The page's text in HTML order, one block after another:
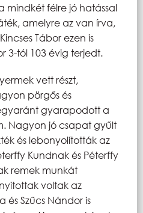
mindkét félre jó hatással
amelyre az van írva,
Tábor ezen is
3-tól 103 évig terjedt.
vett részt,
pörgős és
gyarapodott a
Nagyon jó csapat gyűlt
és lebonyolították az
Kundnak és Péterffy
remek munkát
voltak az
és Szűcs Nándor is